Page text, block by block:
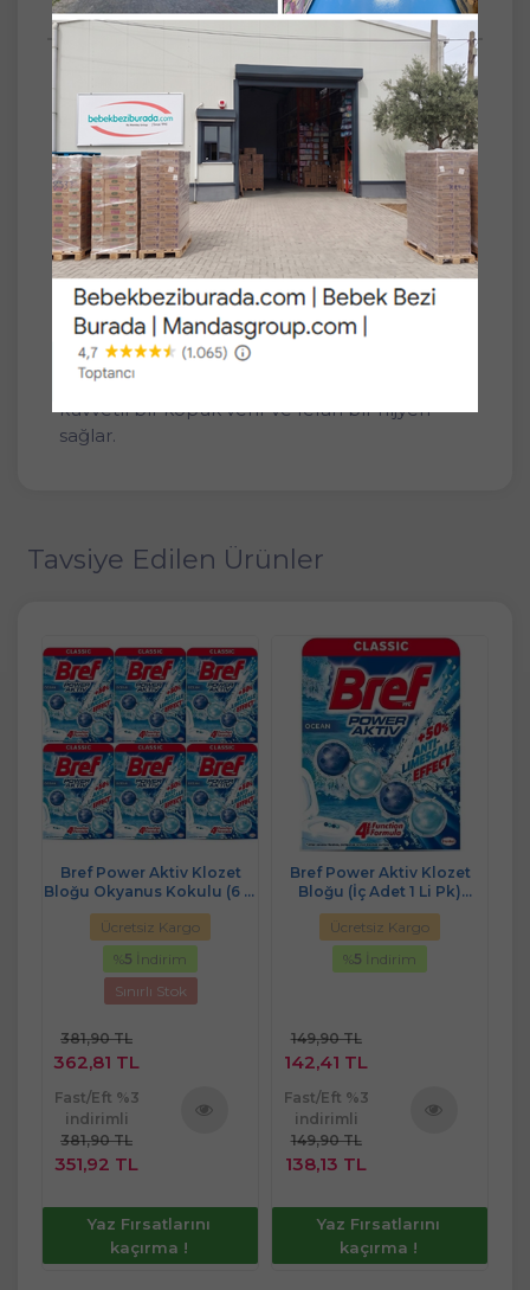
Anket
SET
Bref Power Aktiv Klozet Bloğu Okyanus
Kokulu (2 Li Set) (2PK*1)
- Bref Power Aktiv Okyanus, tuvaletteki
istenmeyen kokuları etkili bir şekilde yok
etmeye yardımcı olur ve okyanus özlerinden
gelen ferah bir koku yayar.
- Geliştirilmiş formülü ile klozette oluşan
kireci önlemeye yardım etmesinin yanında
kuvvetli bir köpük verir ve ferah bir hijyen
sağlar.
Tavsiye Edilen Ürünler
Bref Power Aktiv Klozet
Bloğu Okyanus Kokulu (6 Lı
Set) (6PK*1)
Ücretsiz Kargo
%5 İndirim
Sınırlı Stok
381,90 TL
362,81 TL
Fast/Eft %3
indirimli
381,90 TL
351,92 TL
Yaz Fırsatlarını
kaçırma !
Bref Power Aktiv Klozet
Bloğu (İç Adet 1 Li Pk)
Okyanus Kokulu
Ücretsiz Kargo
%5 İndirim
149,90 TL
142,41 TL
Fast/Eft %3
indirimli
149,90 TL
138,13 TL
Yaz Fırsatlarını
kaçırma !